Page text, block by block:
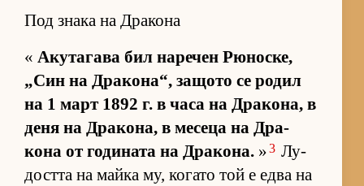
Под знака на Дракона
« Аку­та­гава бил на­ре­чен Рю­нос­ке,
„Син на Дра­ко­на“, за­щото се ро­дил
на 1 март 1892 г. в часа на Дра­ко­на, в
деня на Дра­ко­на, в ме­сеца на Дра­
кона от го­ди­ната на Дра­ко­на. »3 Лу­
достта на майка му, ко­гато той е едва на